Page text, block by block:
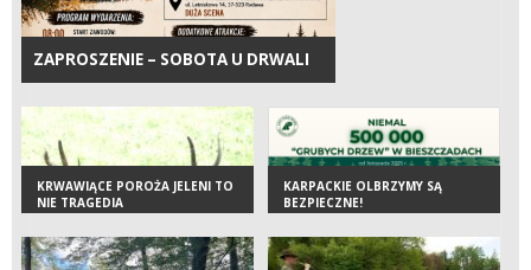
ZAPROSZENIE – SOBOTA U DRWALI
KRWAWIĄCE POROŻA JELENI TO
NIE TRAGEDIA
KARPACKIE OLBRZYMY SĄ
BEZPIECZNE!